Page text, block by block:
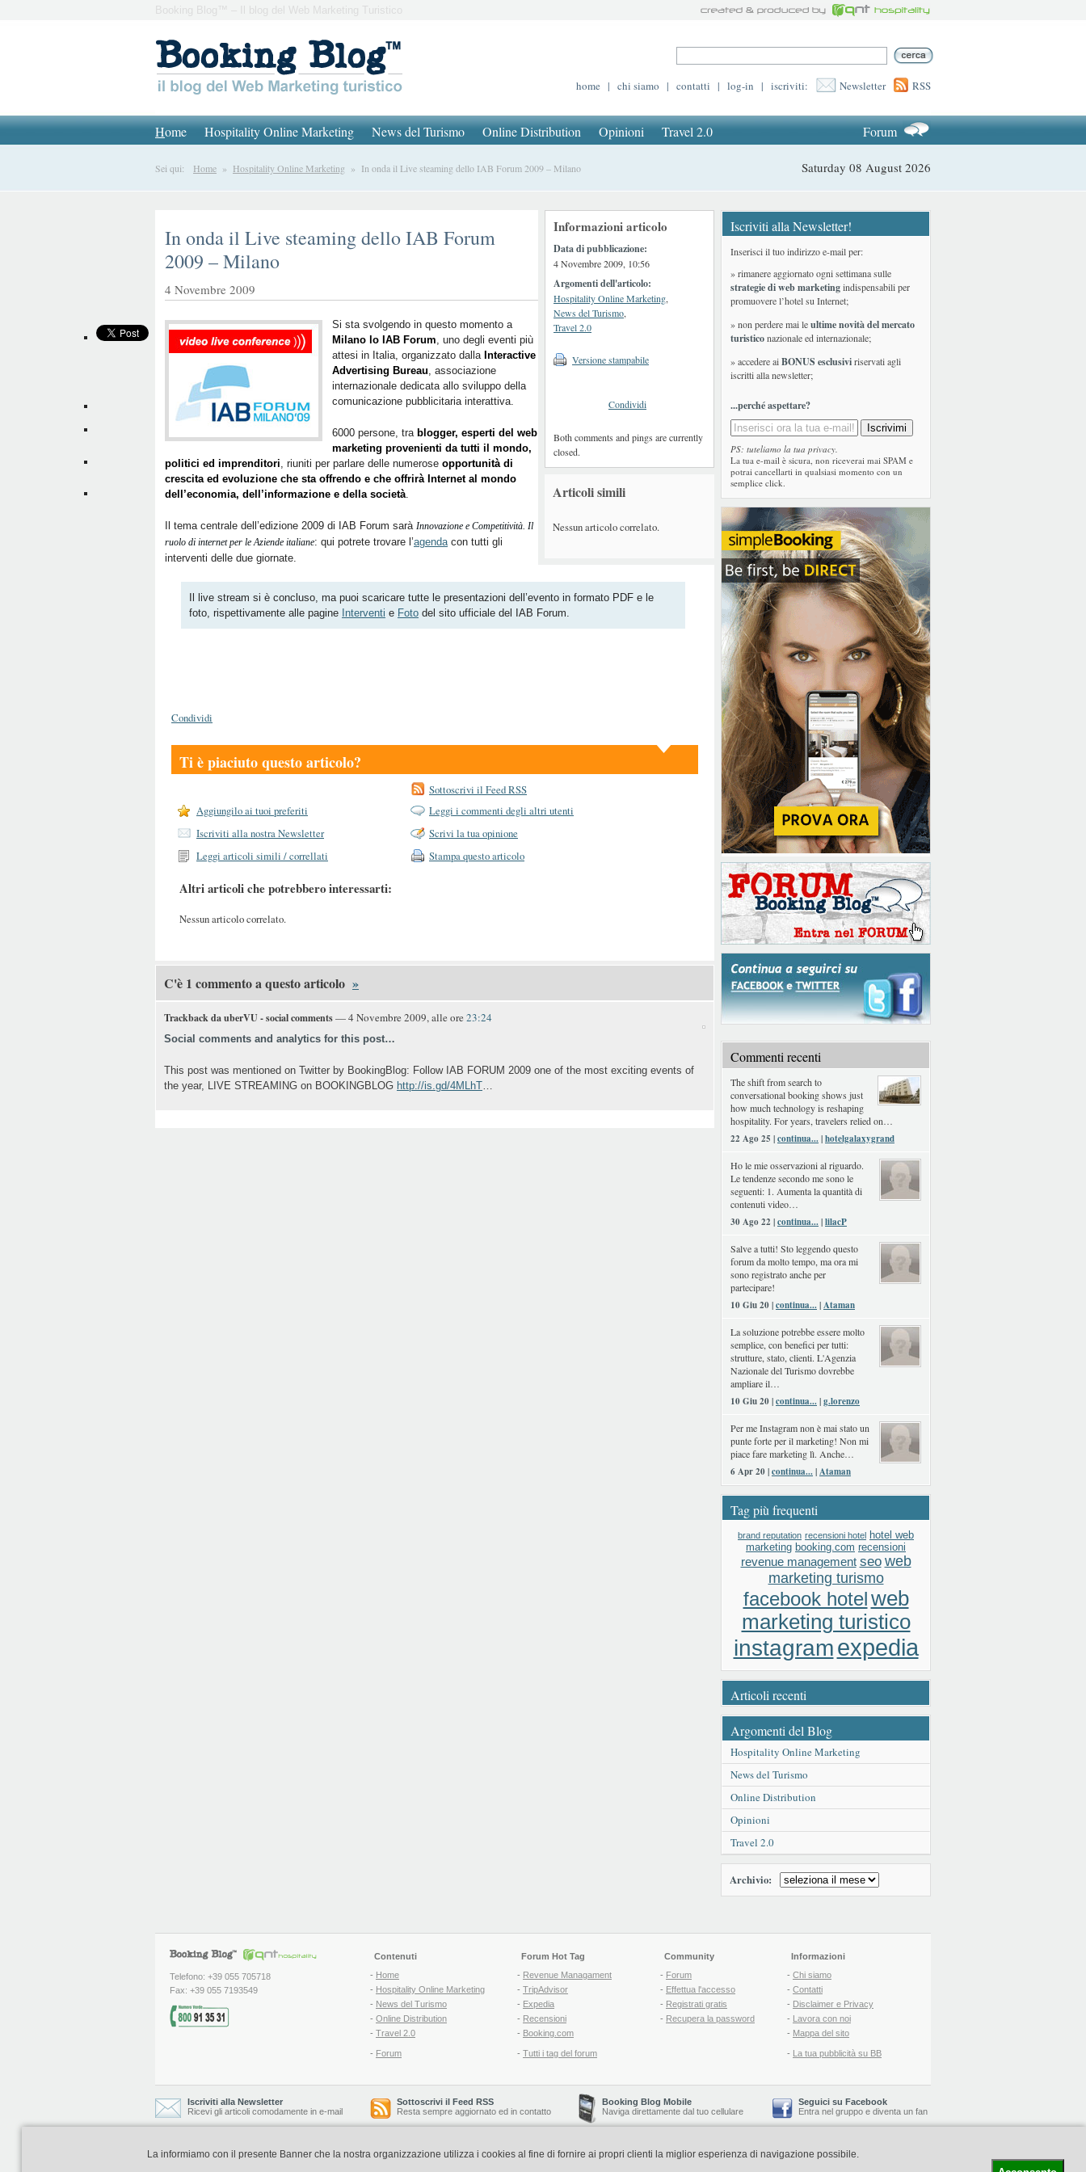
Booking Blog™ – Il blog del Web Marketing Turistico
home | chi siamo | contatti | log-in | iscriviti: Newsletter RSS
Home Hospitality Online Marketing News del Turismo Online Distribution Opinioni Travel 2.0 Forum
Sei qui: Home » Hospitality Online Marketing » In onda il Live steaming dello IAB Forum 2009 – Milano Saturday 08 August 2026
Informazioni articolo
Data di pubblicazione:
4 Novembre 2009, 10:56
Argomenti dell'articolo:
Hospitality Online Marketing,
News del Turismo,
Travel 2.0
Versione stampabile
Condividi
Both comments and pings are currently
closed.
Articoli simili
Nessun articolo correlato.
In onda il Live steaming dello IAB Forum
2009 – Milano
4 Novembre 2009
Si sta svolgendo in questo momento a
Milano lo IAB Forum, uno degli eventi più
attesi in Italia, organizzato dalla Interactive
Advertising Bureau, associazione
internazionale dedicata allo sviluppo della
comunicazione pubblicitaria interattiva.
6000 persone, tra blogger, esperti del web
marketing provenienti da tutti il mondo,
politici ed imprenditori, riuniti per parlare delle numerose opportunità di
crescita ed evoluzione che sta offrendo e che offrirà Internet al mondo
dell’economia, dell’informazione e della società.
Il tema centrale dell’edizione 2009 di IAB Forum sarà Innovazione e Competitività. Il
ruolo di internet per le Aziende italiane: qui potrete trovare l’agendacon tutti gli
interventi delle due giornate.
Il live stream si è concluso, ma puoi scaricare tutte le presentazioni dell’evento in formato PDF e le
foto, rispettivamente alle pagine Interventi e Foto del sito ufficiale del IAB Forum.
Condividi
Ti è piaciuto questo articolo?
Sottoscrivi il Feed RSS
Aggiungilo ai tuoi preferiti
Leggi i commenti degli altri utenti
Iscriviti alla nostra Newsletter
Scrivi la tua opinione
Leggi articoli simili / correllati
Stampa questo articolo
Altri articoli che potrebbero interessarti:
Nessun articolo correlato.
C'è 1 commento a questo articolo »
Trackback da uberVU - social comments— 4 Novembre 2009, alle ore 23:24
Social comments and analytics for this post…
This post was mentioned on Twitter by BookingBlog: Follow IAB FORUM 2009 one of the most exciting events of
the year, LIVE STREAMING on BOOKINGBLOG http://is.gd/4MLhT
Iscriviti alla Newsletter!
Inserisci il tuo indirizzo e-mail per:
» rimanere aggiornato ogni settimana sulle
strategie di web marketingindispensabili per
promuovere l’hotel su Internet;
» non perdere mai leultime novità del mercato
turisticonazionale ed internazionale;
» accedere aiBONUS esclusiviriservati agli
iscritti alla newsletter;
...perché aspettare?
PS: tuteliamo la tua privacy.
La tua e-mail è sicura, non riceverai mai SPAM e
potrai cancellarti in qualsiasi momento con un
semplice click.
Commenti recenti
The shift from search to
conversational booking shows just
how much technology is reshaping
hospitality. For years, travelers relied on…
22 Ago 25 |continua...|hotelgalaxygrand
Ho le mie osservazioni al riguardo.
Le tendenze secondo me sono le
seguenti: 1. Aumenta la quantità di
contenuti video…
30 Ago 22 |continua...|lilacP
Salve a tutti! Sto leggendo questo
forum da molto tempo, ma ora mi
sono registrato anche per
partecipare!
10 Giu 20 |continua...|Ataman
La soluzione potrebbe essere molto
semplice, con benefici per tutti:
strutture, stato, clienti. L'Agenzia
Nazionale del Turismo dovrebbe
ampliare il…
10 Giu 20 |continua...|g.lorenzo
Per me Instagram non è mai stato un
punte forte per il marketing! Non mi
piace fare marketing lì. Anche…
6 Apr 20 |continua...|Ataman
Tag più frequenti
brand reputation recensioni hotel hotel web
marketing booking.com recensioni
revenue management seo web
marketing turismo
facebook hotelweb
marketing turistico
instagramexpedia
Articoli recenti
Argomenti del Blog
Hospitality Online Marketing
News del Turismo
Online Distribution
Opinioni
Travel 2.0
Archivio:
Telefono: +39 055 705718
Fax: +39 055 7193549
Contenuti
- Home
- Hospitality Online Marketing
- News del Turismo
- Online Distribution
- Travel 2.0
- Forum
Forum Hot Tag
- Revenue Managament
- TripAdvisor
- Expedia
- Recensioni
- Booking.com
- Tutti i tag del forum
Community
- Forum
- Effettua l'accesso
- Registrati gratis
- Recupera la password
Informazioni
- Chi siamo
- Contatti
- Disclaimer e Privacy
- Lavora con noi
- Mappa del sito
- La tua pubblicità su BB
Iscriviti alla Newsletter
Ricevi gli articoli comodamente in e-mail
Sottoscrivi il Feed RSS
Resta sempre aggiornato ed in contatto
Booking Blog Mobile
Naviga direttamente dal tuo cellulare
Seguici su Facebook
Entra nel gruppo e diventa un fan
Booking Blog è realizzato e curato da Copyright © 2006-2026 QNT S.r.l. Socio Unico -www.qnt.it-Booking Blog™ -Il blog del Web Marketing Turistico
La informiamo con il presente Banner che la nostra organizzazione utilizza i cookies al fine di fornire ai propri clienti la miglior esperienza di navigazione possibile.